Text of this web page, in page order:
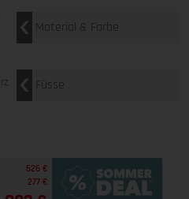
Material & Farbe
Füsse
526 €
277 €